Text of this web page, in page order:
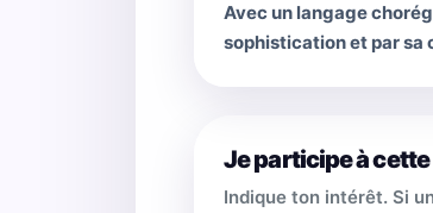
Avec un langage
sophistication et par sa
Je participe à
Indique ton intérêt. Si